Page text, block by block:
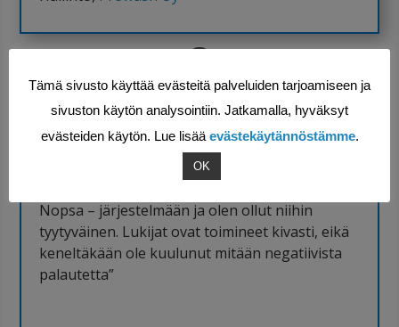
Nopsa – järjestelmään ja olen ollut niihin
tyytyväinen. Lukijat ovat toimineet kivasti, eikä
keneltäkään ole kuulunut mitään negatiivista
palautetta”
Tämä sivusto käyttää evästeitä palveluiden tarjoamiseen ja
sivuston käytön analysointiin. Jatkamalla, hyväksyt
evästeiden käytön. Lue lisää evästekäytännöstämme.
OK